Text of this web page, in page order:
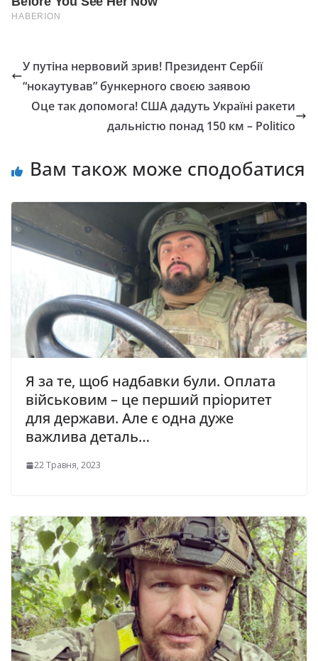
У путiна нервовий зрив! Президент Сербії
“нокаутував” бункерного своєю заявою
Оце так допомога! США дадуть Україні ракети
дальністю понад 150 км – Politico
Вам також може сподобатися
Я за те, щоб надбавки були. Оплата
військовим – це перший пріоритет
для держави. Але є одна дуже
важлива деталь…
22 Травня, 2023